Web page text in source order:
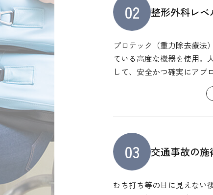
02 整形外科レ
プロテック（重力除去療法
ている高度な機器を使用。
して、安全かつ確実にアプ
03 交通事故の
むち打ち等の目に見えない